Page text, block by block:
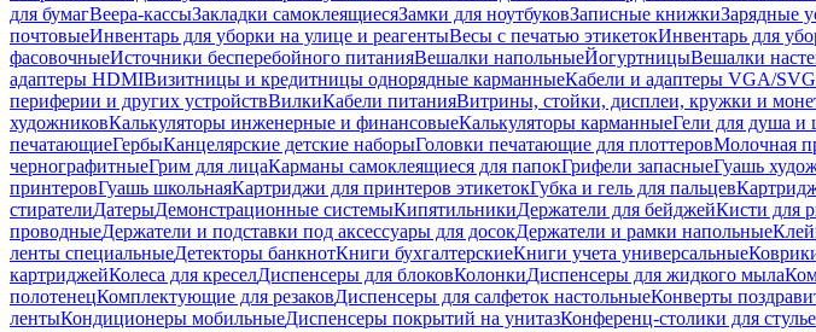
для бумагВеера-кассыЗакладки самоклеящиесяЗамки для ноутбуковЗаписные книжкиЗарядные
почтовыеИнвентарь для уборки на улице и реагентыВесы с печатью этикетокИнвентарь для
фасовочныеИсточники бесперебойного питанияВешалки напольныеЙогуртницыВешалки
адаптеры HDMIВизитницы и кредитницы однорядные карманныеКабели и адаптеры VGA/
периферии и других устройствВилкиКабели питанияВитрины, стойки, дисплеи, кружки и
художниковКалькуляторы инженерные и финансовыеКалькуляторы карманныеГели для душа и
печатающиеГербыКанцелярские детские наборыГоловки печатающие для плоттеровМолочная
чернографитныеГрим для лицаКарманы самоклеящиеся для папокГрифели запасныеГуашь
принтеровГуашь школьнаяКартриджи для принтеров этикетокГубка и гель для пальцев
стирателиДатерыДемонстрационные системыКипятильникиДержатели для бейджейКисти для
проводныеДержатели и подставки под аксессуары для досокДержатели и рамки напольные
ленты специальныеДетекторы банкнотКниги бухгалтерскиеКниги учета универсальные
картриджейКолеса для креселДиспенсеры для блоковКолонкиДиспенсеры для жидкого мыла
полотенецКомплектующие для резаковДиспенсеры для салфеток настольныеКонверты
лентыКондиционеры мобильныеДиспенсеры покрытий на унитазКонференц-столики для